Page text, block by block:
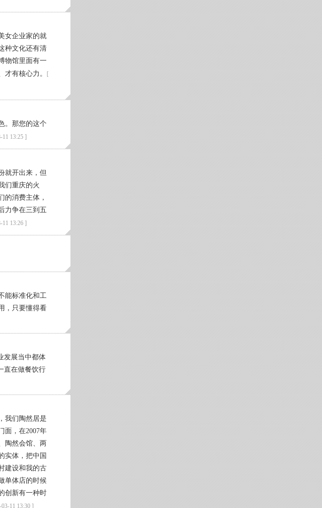
女企业家的就
种文化还有清
物馆里面有一
有核心力。
[
。那您的这个
11 13:25 ]
就开出来，但
们重庆的火
的消费主体，
力争在三到五
11 13:26 ]
能标准化和工
，只要懂得看
发展当中都体
直在做餐饮行
我们陶然居是
面，在2007年
陶然会馆、两
实体，把中国
建设和我的古
单体店的时候
创新有一种时
03-11 13:30 ]